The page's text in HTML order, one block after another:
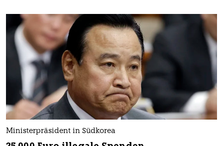
Ministerpräsident in Südkorea